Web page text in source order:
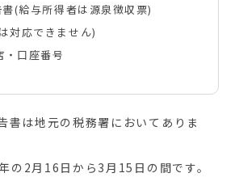
(給与所得者は源泉徴収票)
対応できません)
・口座番号
は地元の税務署においてありま
2月16日から3月15日の間です。